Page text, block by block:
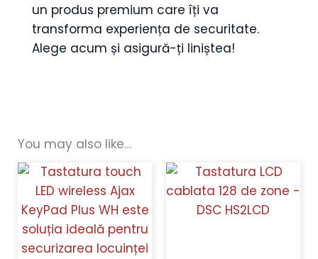
un produs premium care îți va
transforma experiența de securitate.
Alege acum și asigură-ți liniștea!
You may also like…